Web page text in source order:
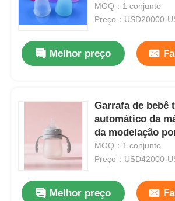
cápsulas
MOQ：1 conjunto
Preço：USD20000-
Melhor preço
Garrafa de bebê
automático da
da modelação
borracha de
MOQ：1 conjunto
Preço：USD42000-
Melhor preço